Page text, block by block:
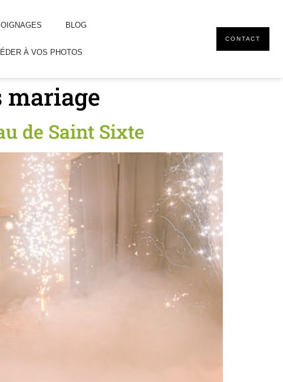
BLOG
À VOS PHOTOS
CONTACT
mariage
de Saint Sixte